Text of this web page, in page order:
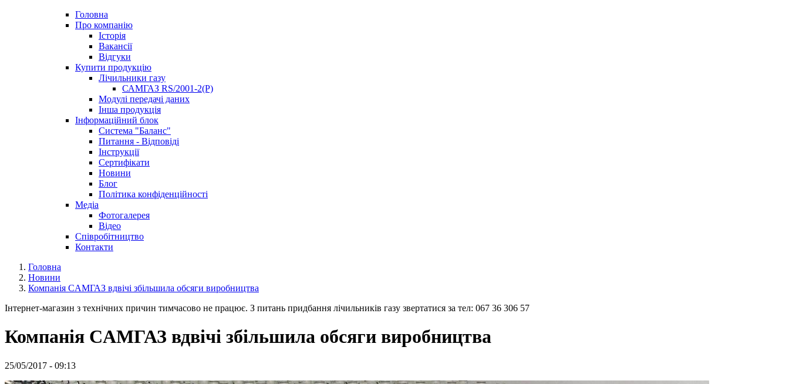
Головна
Про компанію
Історія
Вакансії
Відгуки
Купити продукцію
Лічильники газу
САМГАЗ RS/2001-2(Р)
Модулі передачі даних
Інша продукція
Інформаційний блок
Система "Баланс"
Питання - Відповіді
Інструкції
Сертифікати
Новини
Блог
Політика конфіденційності
Медіа
Фотогалерея
Відео
Співробітництво
Контакти
Головна
Новини
Компанія CАМГАЗ вдвічі збільшила обсяги виробництва
Інтернет-магазин з технічних причин тимчасово не працює. З питань придбання лічильників газу звертатися за тел: 067 36 306 57
Компанія CАМГАЗ вдвічі збільшила обсяги виробництва
25/05/2017 - 09:13